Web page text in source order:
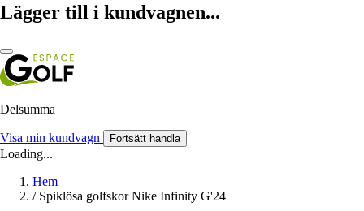
Lägger till i kundvagnen...
Delsumma
Visa min kundvagn Fortsätt handla
Loading...
Hem
/ Spiklösa golfskor Nike Infinity G'24